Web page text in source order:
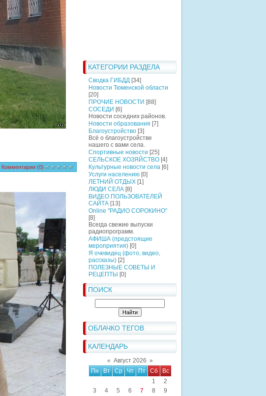
КАТЕГОРИИ РАЗДЕЛА
Сводка ГИБДД [34]
Новости Тюменской области
[20]
ПРОЧИЕ НОВОСТИ [88]
СОСЕДИ [6]
Новости соседних районов.
Новости образования [7]
Благоустройство [3]
Всё о благоустройстве
нашего с вами села.
Спортивные новости [25]
СЕЛЬСКОЕ ХОЗЯЙСТВО [4]
Культурные новости села [6]
Услуги населению [0]
ЛЕТНИЙ ОТДЫХ [1]
ЛЮДИ СЕЛА [8]
ВИДЕО ПОЛЬЗОВАТЕЛЕЙ
САЙТА [13]
Online "РАДИО СОРОКИНО"
[8]
Всегда свежие выпуски
радиопрограмм.
АФИША (предстоящие
мероприятия) [0]
Я очевидец (фото, видео,
рассказы) [2]
ПОЛЕЗНЫЕ СОВЕТЫ И
РЕЦЕПТЫ [0]
ПОИСК
ОБЛАЧКО ТЕГОВ
КАЛЕНДАРЬ
« Август 2026 »
Пн
Вт Ср Чт Пт Сб
Вс
1
2
3
4 5 6 7 8
9
Комментарии (0)